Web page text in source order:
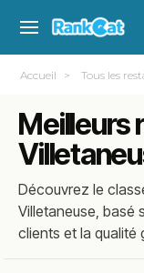
Accueil Tous les
Meilleurs
Découvrez le
Villetaneuse, basé
clients et la qualité